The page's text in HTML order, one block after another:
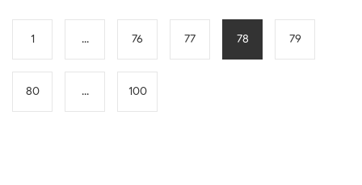
1 ... 76 77 78 79
80 ... 100